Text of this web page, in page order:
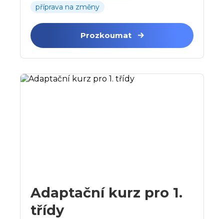
příprava na změny
Prozkoumat
Adaptační kurz pro 1.
třídy